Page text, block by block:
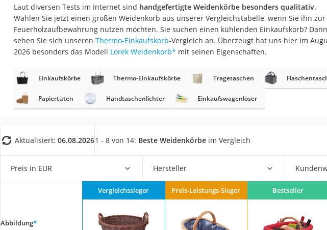
Sneaker Herren
Geldbörse Herren
Knirps-Regenschirm
RFID-Schutzkarte
Motorradbrillen
Bademantel Herren
Beheizbare Handschuhe
Gesundheitsschuhe
Service
Laut diversen Tests im Internet sind handgefertigte Weidenkörbe besonders qualitativ.
Wählen Sie jetzt einen großen Weidenkorb aus unserer Vergleichstabelle, wenn Sie ihn zur
Feuerholzaufbewahrung nutzen möchten. Sie suchen einen kühlenden Einkaufskorb? Dann
sehen Sie sich unseren Thermo-Einkaufskorb-Vergleich an. Überzeugt hat uns hier im
2026 besonders das Modell Lorek Weidenkorb* mit seinen Eigenschaften.
Einkaufskörbe Thermo-Einkaufskörbe Tragetaschen
Papiertüten Handtaschenlichter Einkaufswagenlöser
Aktualisiert: 06.08.20261 - 8 von 14: Beste Weidenkörbe im Vergleich
Preis in EUR Hersteller
Abbildung*
Vergleichssieger Preis-Leistungs-Sieger Bestseller